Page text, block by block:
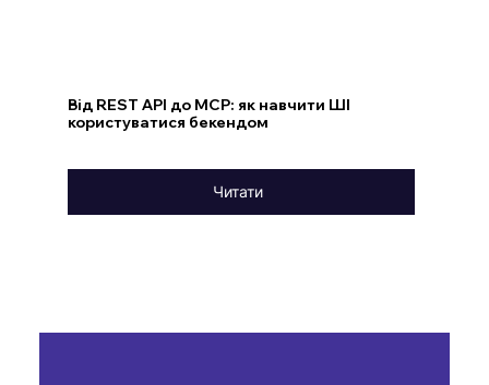
Від REST API до MCP: як навчити ШІ
користуватися бекендом
Читати